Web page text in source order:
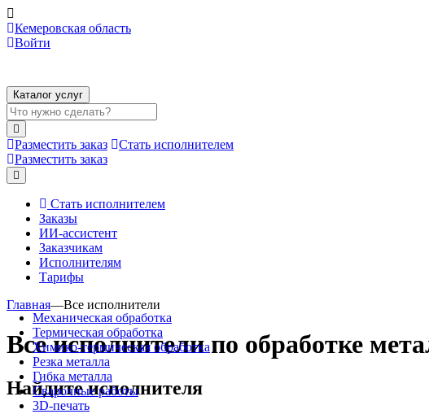
Кемеровская область
Войти
Каталог услуг
Разместить заказ
Стать исполнителем
Разместить заказ
Стать исполнителем
Заказы
ИИ-ассистент
Заказчикам
Исполнителям
Тарифы
Механическая обработка
Термическая обработка
Химико-термическая обработка
Резка металла
Гибка металла
Сварочные работы
3D-печать
Главная—Все исполнители
Все исполнители по обработке
Найдите исполнителя